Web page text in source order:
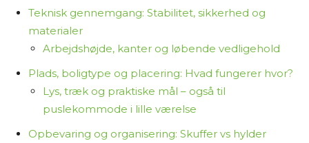
Tak fordi du læser med på Osmedhus.dk!
Teknisk gennemgang: Stabilitet, sikkerhed og
materialer
Arbejdshøjde, kanter og løbende vedligehold
Plads, boligtype og placering: Hvad fungerer hvor?
Lys, træk og praktiske mål – også til
puslekommode i lille værelse
Opbevaring og organisering: Skuffer vs hylder